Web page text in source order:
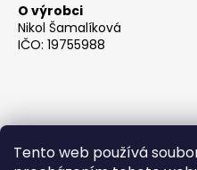
Tento web používá
O výrobci
Nikol Šamalíková
IČO: 19755988